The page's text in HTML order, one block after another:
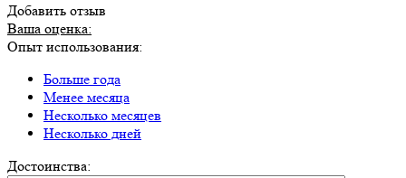
Добавить отзыв
Ваша оценка:
Опыт использования:
Больше года
Менее месяца
Несколько месяцев
Несколько дней
Достоинства: